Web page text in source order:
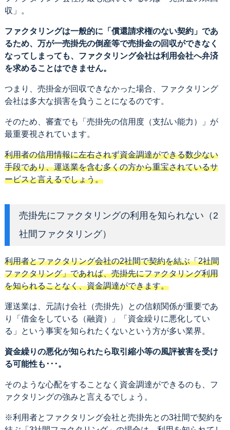
収」。
ファクタリングは一般的に「償還請求権のない契約」であ
るため、万が一売掛先の倒産等で売掛金の回収ができなく
なってしまっても、ファクタリング会社は利用会社へ弁済
を求めることはできません。
つまり、売掛金が回収できなかった場合、ファクタリング
会社は多大な損害を負うことになるのです。
そのため、審査でも「売掛先の信用度（支払い能力）」が
最重要視されています。
利用者の信用情報に左右されず資金調達ができる数少ない
手段であり、運送業を含む多くの方から重宝されているサ
ービスと言えるでしょう。
売掛先にファクタリングの利用を知られない（2
社間ファクタリング）
利用者とファクタリング会社の2社間で契約を結ぶ「2社間
ファクタリング」であれば、売掛先にファクタリング利用
を知られることなく、資金調達ができます。
運送業は、元請け会社（売掛先）との信頼関係が重要であ
り「借金をしている（融資）」「資金繰りに悪化してい
る」という事実を知られたくないという方が多い業界。
資金繰りの悪化が知られたら取引縮小等の風評被害を受け
る可能性も･･･。
そのような心配をすることなく資金調達ができるのも、フ
ァクタリングの強みと言えるでしょう。
※利用者とファクタリング会社と売掛先との3社間で契約を